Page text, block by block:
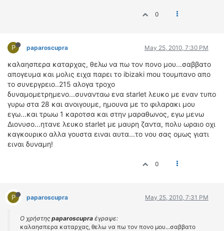
0
P paparoscupra May 25, 2010, 7:30 PM
καλαησπερα καταρχας, θελω να πω τον πονο μου...σαββατο
απογευμα και μολις ειχα παρει το ibizaki mou τουμπανο απο
το συνεργρειο..215 αλογα τροχο
δυναμομετρημενο...συνανταω ενα starlet λευκο με εναν τυπο
γυρω στα 28 και ανοιγουμε, ημουνα με το φιλαρακι μου
εγω...και τρωω 1 καροτσα και στην μαραθωνος, εγω μενω
Διονυσο...ητανε λευκο starlet με μαυρη ζαντα, πολυ ωραιο οχι
καγκουρικο αλλα γουστα ειναι αυτα...το νου σας ομως γιατι
ειναι δυναμη!
0
P paparoscupra May 25, 2010, 7:31 PM
Ο χρήστης paparoscupra έγραψε:
καλαησπερα καταρχας, θελω να πω τον πονο μου...σαββατο
ΠΡΟΣΩΠΙΚΟΤΗΤΕΣ
ΑΓΩΝΙΣΤΙΚΑ ΑΥΤΟΚΙΝΗΤΑ
ΑΓΩΝΕΣ/ΔΙΟΡΓΑΝΩΣΕΙΣ
ΑΓΟΡΑ
ΠΩΛΗΣΕΙΣ
ΠΡΟΣΦΟΡΕΣ
ΜΕΤΑΧΕΙΡΙΣΜΕΝΑ
ΑΓΩΝΕΣ